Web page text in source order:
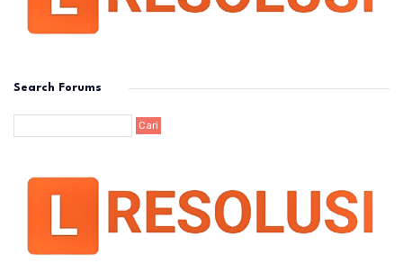
Search Forums